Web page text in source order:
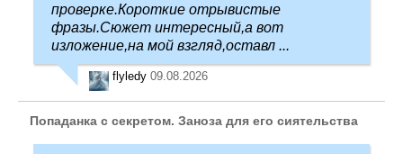
проверке.Короткие отрывистые
фразы.Сюжет интересный,а вот
изложение,на мой взгляд,оставл ...
flyledy 09.08.2026
Попаданка с секретом. Заноза для его сиятельства